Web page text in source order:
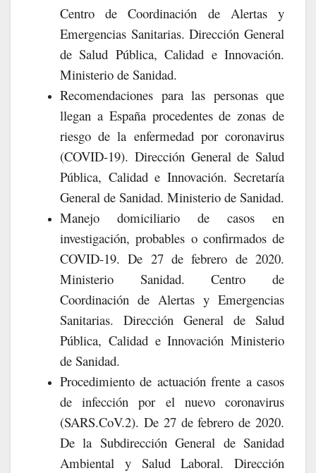
Centro de Coordinación de Alertas y
Emergencias Sanitarias. Dirección General
de Salud Pública, Calidad e Innovación.
Ministerio de Sanidad.
Recomendaciones para las personas que
llegan a España procedentes de zonas de
riesgo de la enfermedad por coronavirus
(COVID-19). Dirección General de Salud
Pública, Calidad e Innovación. Secretaría
General de Sanidad. Ministerio de Sanidad.
Manejo domiciliario de casos en
investigación, probables o confirmados de
COVID-19. De 27 de febrero de 2020.
Ministerio Sanidad. Centro de
Coordinación de Alertas y Emergencias
Sanitarias. Dirección General de Salud
Pública, Calidad e Innovación Ministerio
de Sanidad.
Procedimiento de actuación frente a casos
de infección por el nuevo coronavirus
(SARS.CoV.2). De 27 de febrero de 2020.
De la Subdirección General de Sanidad
Ambiental y Salud Laboral. Dirección